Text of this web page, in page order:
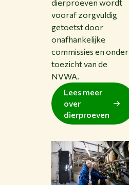
dierproeven wordt
vooraf zorgvuldig
getoetst door
onafhankelijke
commissies en onder
toezicht van de
NVWA.
Lees meer
over
dierproeven